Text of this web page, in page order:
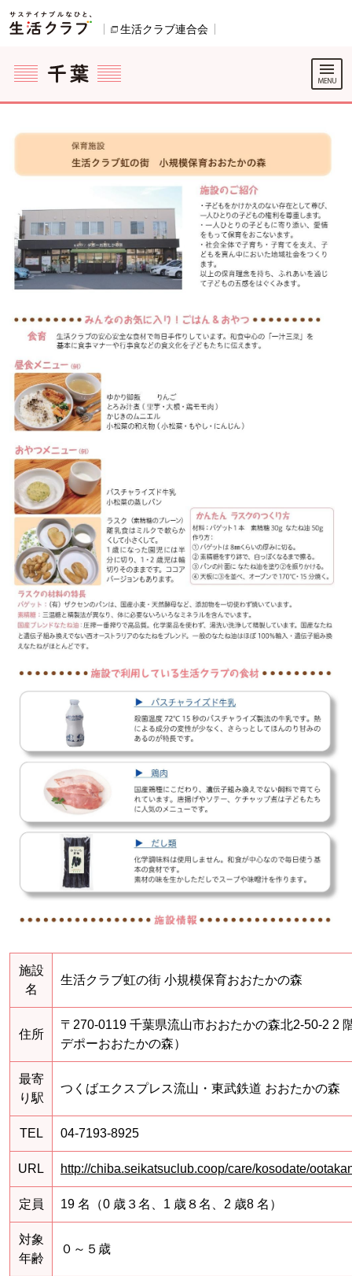
ページの先頭です。
生活クラブ連合会
施設
名
生活クラブ虹の街 小規模保育おおたかの森
住所
〒270-0119 千葉県流山市おおたかの森北2-50-2 2
デポーおおたかの森）
最寄
り駅
つくばエクスプレス流山・東武鉄道 おおたかの森
TEL 04-7193-8925
URL http://chiba.seikatsuclub.coop/care/kosodate/
定員 19 名（0 歳３名、1 歳８名、2 歳8 名）
対象
年齢
０～５歳